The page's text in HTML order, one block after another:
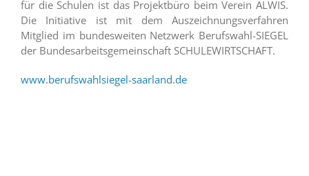
für die Schulen ist das Projektbüro beim Verein ALWIS.
Die Initiative ist mit dem Auszeichnungsverfahren
Mitglied im bundesweiten Netzwerk Berufswahl-SIEGEL
der Bundesarbeitsgemeinschaft SCHULEWIRTSCHAFT.
www.berufswahlsiegel-saarland.de